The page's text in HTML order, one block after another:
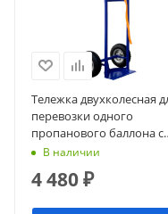
Тележка двухколесная
перевозки одного
пропанового баллона с
фиксацией ремнём ПР 1
В наличии
4 480₽